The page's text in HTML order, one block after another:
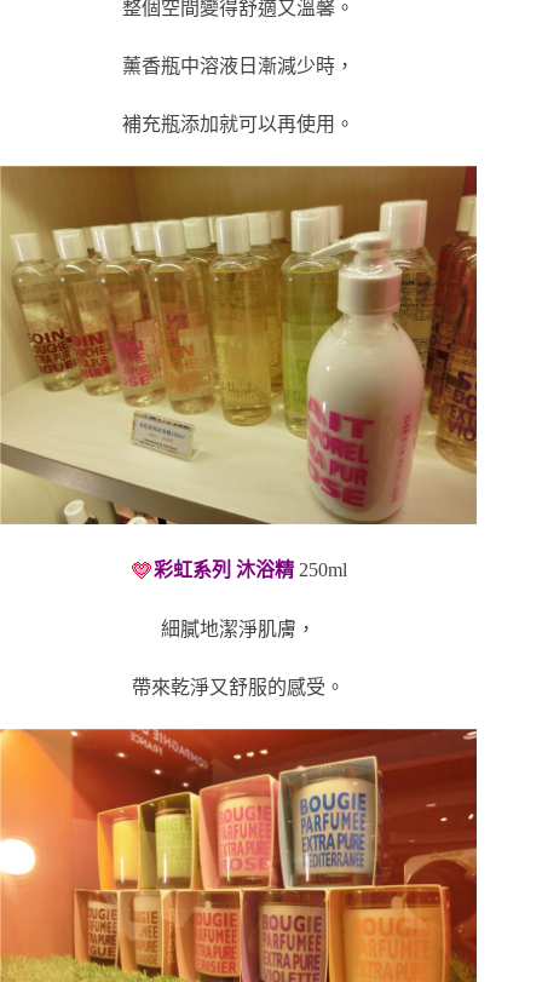
整個空間變得舒適又溫馨。
薰香瓶中溶液日漸減少時，
補充瓶添加就可以再使用。
彩虹系列 沐浴精 250ml
細膩地潔淨肌膚，
帶來乾淨又舒服的感受。